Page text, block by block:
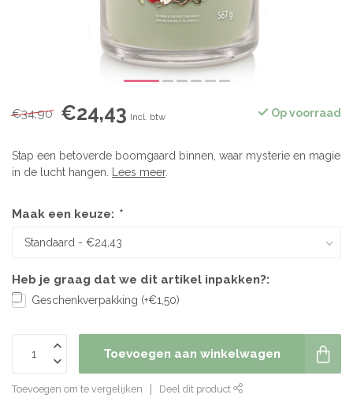
€34,90 €24,43 Incl. btw Op voorraad
Stap een betoverde boomgaard binnen, waar mysterie en magie
in de lucht hangen.
Lees meer.
Maak een keuze: *
Heb je graag dat we dit artikel inpakken?:
Geschenkverpakking (+€1,50)
Toevoegen aan winkelwagen
Toevoegen om te vergelijken Deel dit product